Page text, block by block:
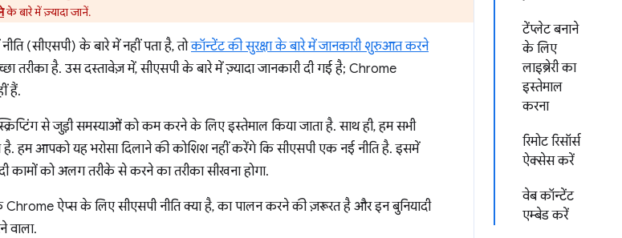
टेंप्लेट बनाने
के लिए
लाइब्रेरी का
इस्तेमाल
करना
रिमोट रिसॉर्स
ऐक्सेस करें
वेब कॉन्टेंट
एम्बेड करें
के बारे में ज़्यादा जानें.
(सीएसपी) के बारे में नहीं पता है, तोकॉन्टेंट की सुरक्षा के बारे में जानकारी शुरुआत करने
तरीका है. उस दस्तावेज़ में, सीएसपी के बारे में ज़्यादा जानकारी दी गई है; Chrome
हैं.
से जुड़ी समस्याओं को कम करने के लिए इस्तेमाल किया जाता है. साथ ही, हम सभी
है. हम आपको यह भरोसा दिलाने की कोशिश नहीं करेंगे कि सीएसपी एक नई नीति है. इसमें
कामों को अलग तरीके से करने का तरीका सीखना होगा.
ऐप्स के लिए सीएसपी नीति क्या है, का पालन करने की ज़रूरत है और इन बुनियादी
वाला.